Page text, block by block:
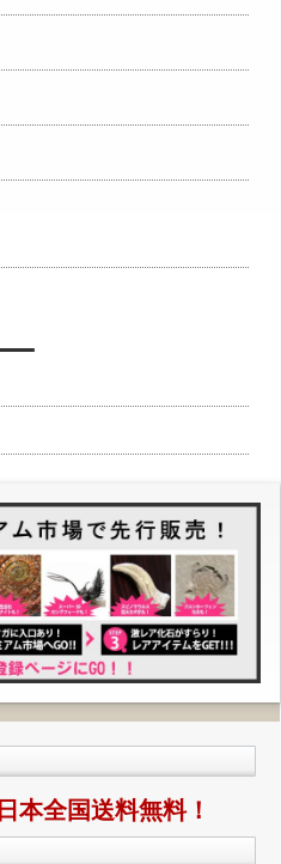
日本全国送料無料！